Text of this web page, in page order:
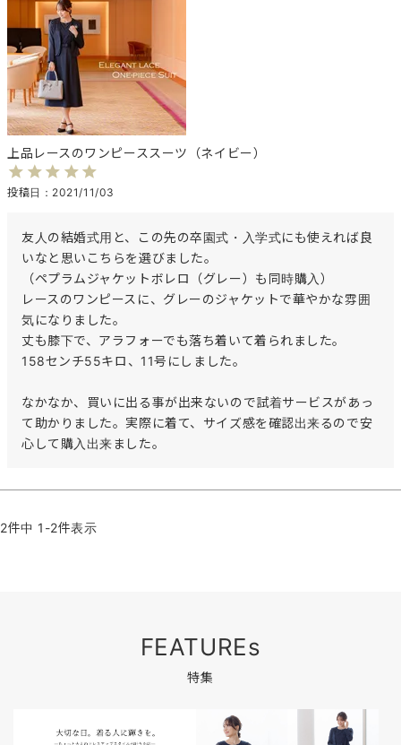
上品レースのワンピーススーツ（ネイビー）
投稿日 2021/11/03
友人の結婚式用と、この先の卒園式・入学式にも使えれば良
いなと思いこちらを選びました。
（ペプラムジャケットボレロ（グレー）も同時購入）
レースのワンピースに、グレーのジャケットで華やかな雰囲
気になりました。
丈も膝下で、アラフォーでも落ち着いて着られました。
158センチ55キロ、11号にしました。
なかなか、買いに出る事が出来ないので試着サービスがあっ
て助かりました。実際に着て、サイズ感を確認出来るので安
心して購入出来ました。
2件中 1 -2件表示
FEATUREs
特集